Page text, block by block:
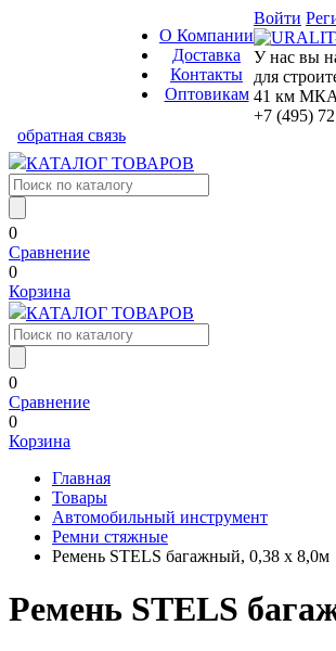
О Компании
Доставка
Контакты
Оптовикам
Войти
У нас вы
для
41 км
+7 (495)
обратная связь
КАТАЛОГ ТОВАРОВ
0
Сравнение
0
Корзина
КАТАЛОГ ТОВАРОВ
0
Сравнение
0
Корзина
Главная
Товары
Автомобильный инструмент
Ремни стяжные
Ремень STELS багажный, 0,38 х 8,0м
Ремень STELS